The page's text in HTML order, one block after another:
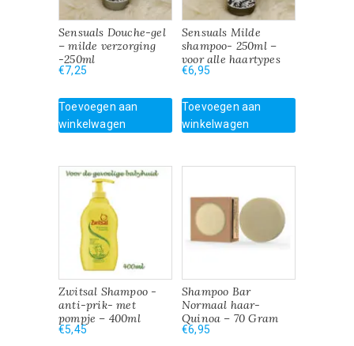
Sensuals Douche-gel
– milde verzorging
-250ml
€7,25
Toevoegen aan
winkelwagen
Sensuals Milde
shampoo- 250ml –
voor alle haartypes
€6,95
Toevoegen aan
winkelwagen
Zwitsal Shampoo -
anti-prik- met
pompje – 400ml
€5,45
Shampoo Bar
Normaal haar-
Quinoa – 70 Gram
€6,95